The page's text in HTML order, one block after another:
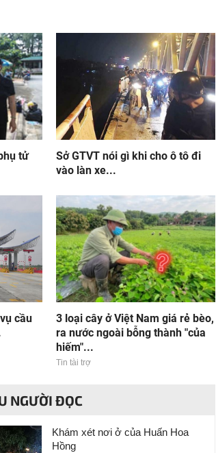
tử
Sở GTVT nói gì khi cho ô tô đi
vào làn xe...
cầu
3 loại cây ở Việt Nam giá rẻ bèo,
ra nước ngoài bỗng thành "của
hiếm"...
Tin tài trợ
NGƯỜI ĐỌC
Khám xét nơi ở của Huấn Hoa
Hồng